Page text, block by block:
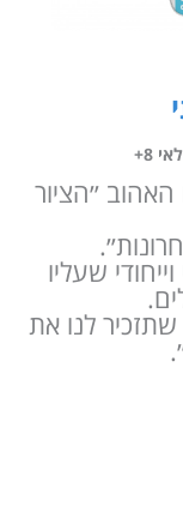
8+
האהוב ״הציור
שעליו
שתזכיר לנו את